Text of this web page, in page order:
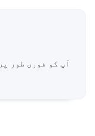
آپ کو فوری طور